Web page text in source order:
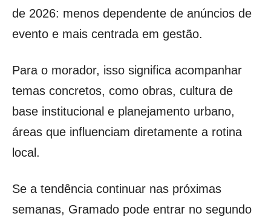
de 2026: menos dependente de anúncios de
evento e mais centrada em gestão.
Para o morador, isso significa acompanhar
temas concretos, como obras, cultura de
base institucional e planejamento urbano,
áreas que influenciam diretamente a rotina
local.
Se a tendência continuar nas próximas
semanas, Gramado pode entrar no segundo